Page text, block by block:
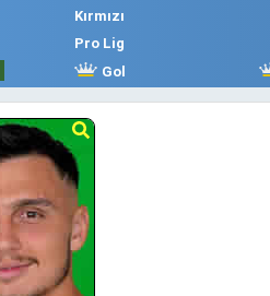
Kırmızı
Pro Lig
Gol